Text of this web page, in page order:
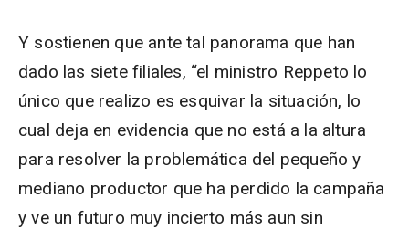
Y sostienen que ante tal panorama que han
dado las siete filiales, “el ministro Reppeto lo
único que realizo es esquivar la situación, lo
cual deja en evidencia que no está a la altura
para resolver la problemática del pequeño y
mediano productor que ha perdido la campaña
y ve un futuro muy incierto más aun sin